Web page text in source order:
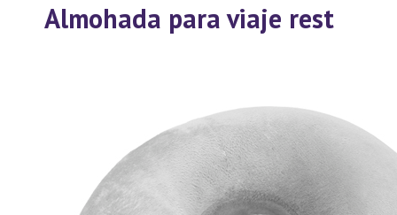
Almohada para viaje rest